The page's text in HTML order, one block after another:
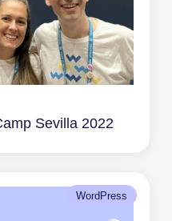
Sevilla 2022
WordPress